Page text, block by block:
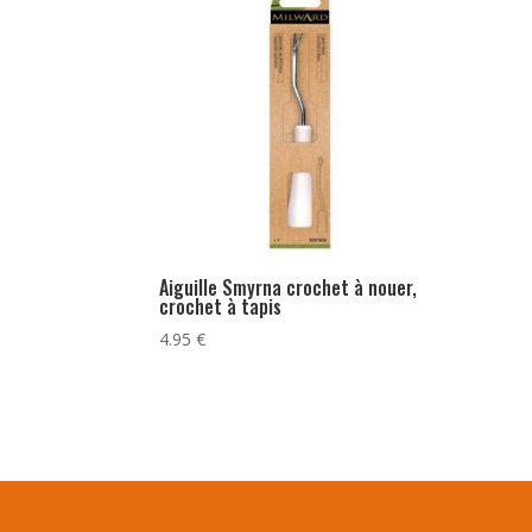
Aiguille Smyrna crochet à nouer,
crochet à tapis
4.95€